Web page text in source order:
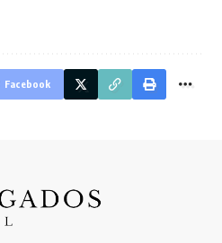
Facebook